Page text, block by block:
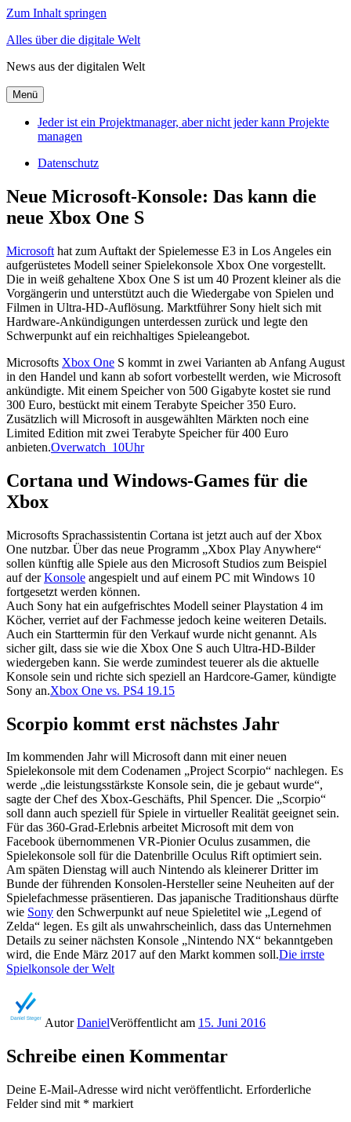
Zum Inhalt springen
Alles über die digitale Welt
News aus der digitalen Welt
Menü
Jeder ist ein Projektmanager, aber nicht jeder kann Projekte
managen
Datenschutz
Neue Microsoft-Konsole: Das kann die
neue Xbox One S
Microsoft hat zum Auftakt der Spielemesse E3 in Los Angeles ein
aufgerüstetes Modell seiner Spielekonsole Xbox One vorgestellt.
Die in weiß gehaltene Xbox One S ist um 40 Prozent kleiner als die
Vorgängerin und unterstützt auch die Wiedergabe von Spielen und
Filmen in Ultra-HD-Auflösung. Marktführer Sony hielt sich mit
Hardware-Ankündigungen unterdessen zurück und legte den
Schwerpunkt auf ein reichhaltiges Spieleangebot.
Microsofts Xbox One S kommt in zwei Varianten ab Anfang August
in den Handel und kann ab sofort vorbestellt werden, wie Microsoft
ankündigte. Mit einem Speicher von 500 Gigabyte kostet sie rund
300 Euro, bestückt mit einem Terabyte Speicher 350 Euro.
Zusätzlich will Microsoft in ausgewählten Märkten noch eine
Limited Edition mit zwei Terabyte Speicher für 400 Euro
anbieten.Overwatch_10Uhr
Cortana und Windows-Games für die
Xbox
Microsofts Sprachassistentin Cortana ist jetzt auch auf der Xbox
One nutzbar. Über das neue Programm „Xbox Play Anywhere“
sollen künftig alle Spiele aus den Microsoft Studios zum Beispiel
auf derKonsole angespielt und auf einem PC mit Windows 10
fortgesetzt werden können.
Auch Sony hat ein aufgefrischtes Modell seiner Playstation 4 im
Köcher, verriet auf der Fachmesse jedoch keine weiteren Details.
Auch ein Starttermin für den Verkauf wurde nicht genannt. Als
sicher gilt, dass sie wie die Xbox One S auch Ultra-HD-Bilder
wiedergeben kann. Sie werde zumindest teuerer als die aktuelle
Konsole sein und richte sich speziell an Hardcore-Gamer, kündigte
Sony an.Xbox One vs. PS4 19.15
Scorpio kommt erst nächstes Jahr
Im kommenden Jahr will Microsoft dann mit einer neuen
Spielekonsole mit dem Codenamen „Project Scorpio“ nachlegen. Es
werde „die leistungsstärkste Konsole sein, die je gebaut wurde“,
sagte der Chef des Xbox-Geschäfts, Phil Spencer. Die „Scorpio“
soll dann auch speziell für Spiele in virtueller Realität geeignet sein.
Für das 360-Grad-Erlebnis arbeitet Microsoft mit dem von
Facebook übernommenen VR-Pionier Oculus zusammen, die
Spielekonsole soll für die Datenbrille Oculus Rift optimiert sein.
Am späten Dienstag will auch Nintendo als kleinerer Dritter im
Bunde der führenden Konsolen-Hersteller seine Neuheiten auf der
Spielefachmesse präsentieren. Das japanische Traditionshaus dürfte
wie Sony den Schwerpunkt auf neue Spieletitel wie „Legend of
Zelda“ legen. Es gilt als unwahrscheinlich, dass das Unternehmen
Details zu seiner nächsten Konsole „Nintendo NX“ bekanntgeben
wird, die Ende März 2017 auf den Markt kommen soll.Die irrste
Spielkonsole der Welt
AutorDanielVeröffentlicht am 15. Juni 2016
Schreibe einen Kommentar
Deine E-Mail-Adresse wird nicht veröffentlicht. Erforderliche
Felder sind mit * markiert